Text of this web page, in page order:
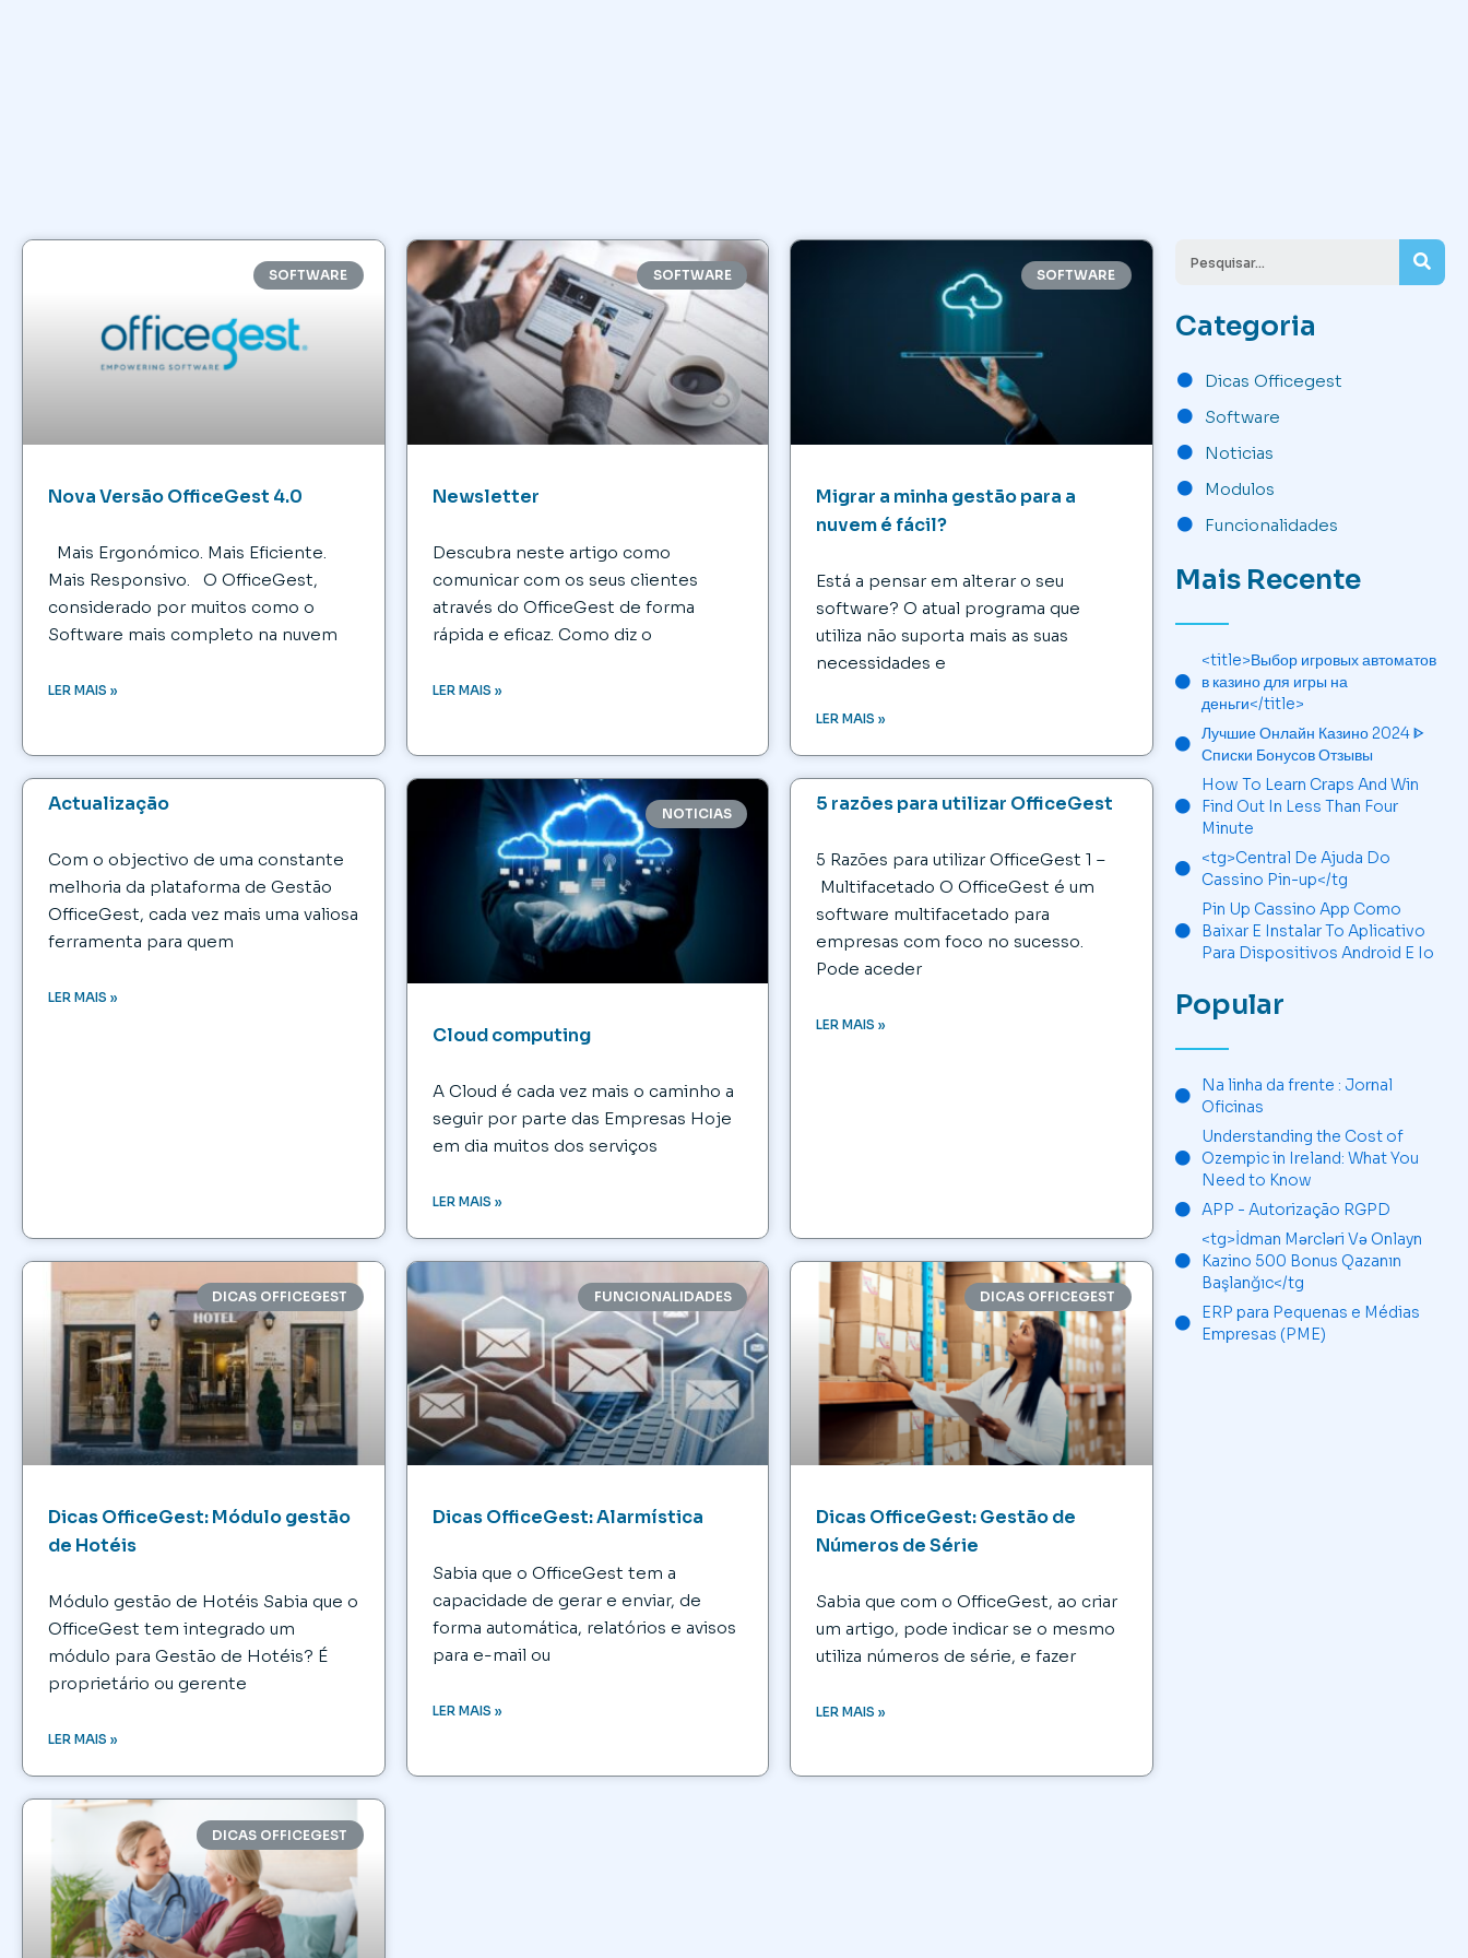
SOFTWARE
Nova Versão OfficeGest 4.0
Mais Ergonómico. Mais Eficiente.
Mais Responsivo. O OfficeGest,
considerado por muitos como o
Software mais completo na nuvem
LER MAIS »
SOFTWARE
Newsletter
Descubra neste artigo como
comunicar com os seus clientes
através do OfficeGest de forma
rápida e eficaz. Como diz o
LER MAIS »
SOFTWARE
Migrar a minha gestão para a
nuvem é fácil?
Está a pensar em alterar o seu
software? O atual programa que
utiliza não suporta mais as suas
necessidades e
LER MAIS »
Actualização
Com o objectivo de uma constante
melhoria da plataforma de Gestão
OfficeGest, cada vez mais uma valiosa
ferramenta para quem
LER MAIS »
NOTICIAS
Cloud computing
A Cloud é cada vez mais o caminho a
seguir por parte das Empresas Hoje
em dia muitos dos serviços
LER MAIS »
5 razões para utilizar OfficeGest
5 Razões para utilizar OfficeGest 1 –
Multifacetado O OfficeGest é um
software multifacetado para
empresas com foco no sucesso.
Pode aceder
LER MAIS »
DICAS OFFICEGEST
Dicas OfficeGest: Módulo gestão
de Hotéis
Módulo gestão de Hotéis Sabia que o
OfficeGest tem integrado um
módulo para Gestão de Hotéis? É
proprietário ou gerente
LER MAIS »
FUNCIONALIDADES
Dicas OfficeGest: Alarmística
Sabia que o OfficeGest tem a
capacidade de gerar e enviar, de
forma automática, relatórios e avisos
para e-mail ou
LER MAIS »
DICAS OFFICEGEST
Dicas OfficeGest: Gestão de
Números de Série
Sabia que com o OfficeGest, ao criar
um artigo, pode indicar se o mesmo
utiliza números de série, e fazer
LER MAIS »
DICAS OFFICEGEST
Categoria
Dicas Officegest
Software
Noticias
Modulos
Funcionalidades
Mais Recente
<title>Выбор игровых автоматов
в казино для игры на
деньги</title>
Лучшие Онлайн Казино 2024 ᐈ
Списки Бонусов Отзывы
How To Learn Craps And Win
Find Out In Less Than Four
Minute
<tg>Central De Ajuda Do
Cassino Pin-up</tg
Pin Up Cassino App Como
Baixar E Instalar To Aplicativo
Para Dispositivos Android E Io
Popular
Na linha da frente : Jornal
Oficinas
Understanding the Cost of
Ozempic in Ireland: What You
Need to Know
APP - Autorização RGPD
<tg>İdman Mərcləri Və Onlayn
Kazino 500 Bonus Qazanın
Başlanğıc</tg
ERP para Pequenas e Médias
Empresas (PME)